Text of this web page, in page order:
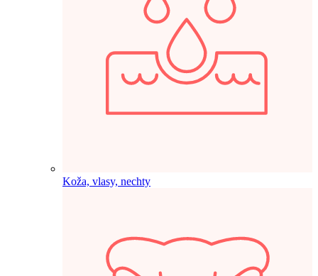
Koža, vlasy, nechty